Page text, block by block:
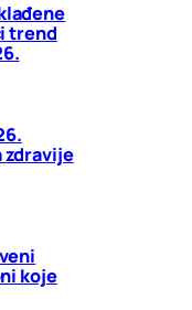
trend
zdravije
koje